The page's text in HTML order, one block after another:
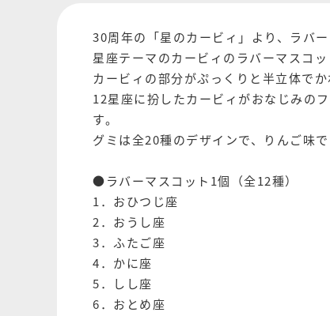
30周年の「星のカービィ」より、ラバ
星座テーマのカービィのラバーマスコッ
カービィの部分がぷっくりと半立体でか
12星座に扮したカービィがおなじみの
す。
グミは全20種のデザインで、りんご味で
●ラバーマスコット1個（全12種）
1．おひつじ座
2．おうし座
3．ふたご座
4．かに座
5．しし座
6．おとめ座